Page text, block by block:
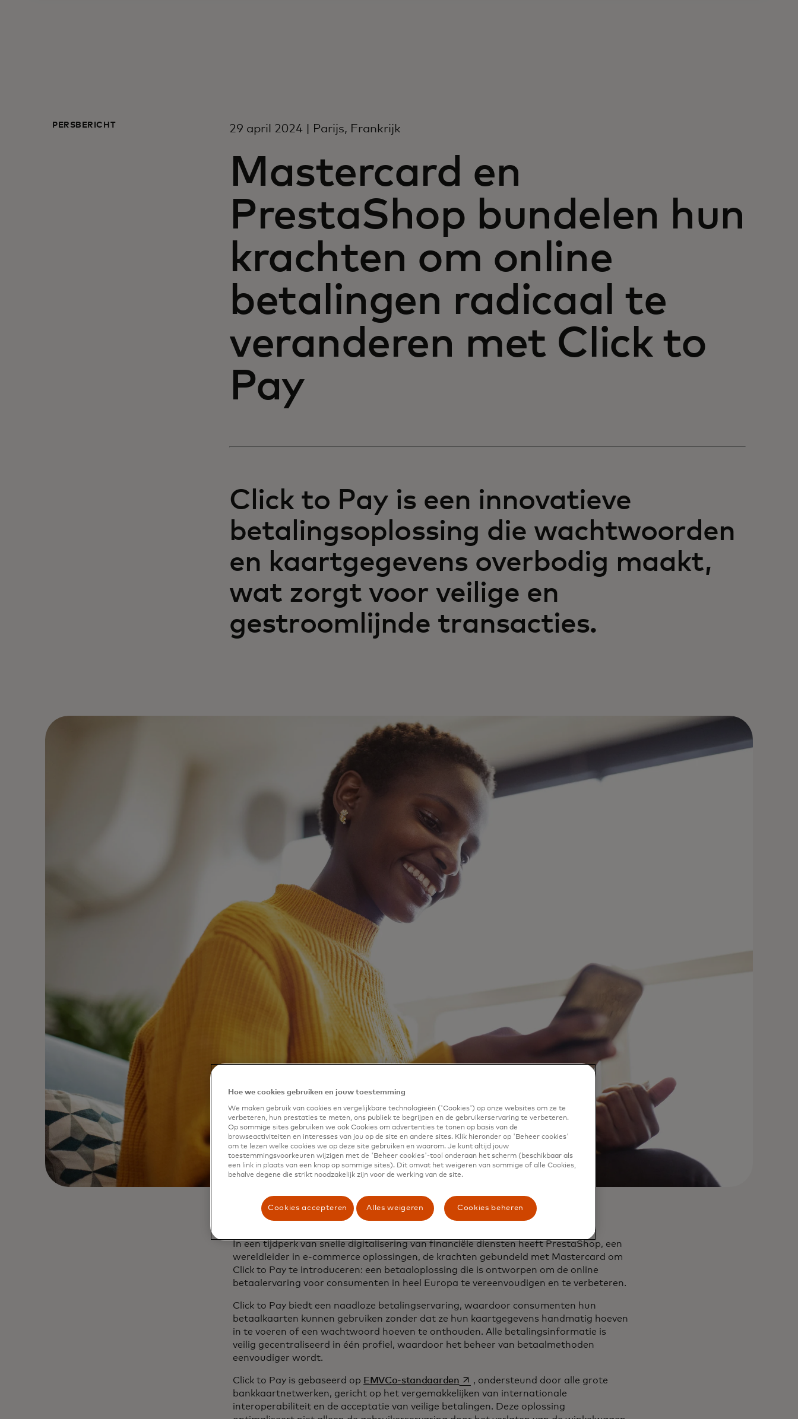
PERSBERICHT 29 april 2024 | Parijs, Frankrijk
Mastercard en
PrestaShop bundelen hun
krachten om online
betalingen radicaal te
veranderen met Click to
Pay
Click to Pay is een innovatieve
betalingsoplossing die wachtwoorden
en kaartgegevens overbodig maakt,
wat zorgt voor veilige en
gestroomlijnde transacties.
In een tijdperk van snelle digitalisering van financiële diensten heeft PrestaShop, een
wereldleider in e-commerce oplossingen, de krachten gebundeld met Mastercard om
Click to Pay te introduceren: een betaaloplossing die is ontworpen om de online
betaalervaring voor consumenten in heel Europa te vereenvoudigen en te verbeteren.
Click to Pay biedt een naadloze betalingservaring, waardoor consumenten hun
betaalkaarten kunnen gebruiken zonder dat ze hun kaartgegevens handmatig hoeven
in te voeren of een wachtwoord hoeven te onthouden. Alle betalingsinformatie is
veilig gecentraliseerd in één profiel, waardoor het beheer van betaalmethoden
eenvoudiger wordt.
Click to Pay is gebaseerd op EMVCo-standaardenopens in a new tab
, ondersteund door alle grote
bankkaartnetwerken, gericht op het vergemakkelijken van internationale
interoperabiliteit en de acceptatie van veilige betalingen. Deze oplossing
Hoe we cookies gebruiken en jouw toestemming
We maken gebruik van cookies en vergelijkbare technologieën ('Cookies') op onze websites om ze te
verbeteren, hun prestaties te meten, ons publiek te begrijpen en de gebruikerservaring te verbeteren.
Op sommige sites gebruiken we ook Cookies om advertenties te tonen op basis van de
browseactiviteiten en interesses van jou op de site en andere sites. Klik hieronder op 'Beheer cookies'
om te lezen welke cookies we op deze site gebruiken en waarom. Je kunt altijd jouw
toestemmingsvoorkeuren wijzigen met de 'Beheer cookies'-tool onderaan het scherm (beschikbaar als
een link in plaats van een knop op sommige sites). Dit omvat het weigeren van sommige of alle Cookies,
behalve degene die strikt noodzakelijk zijn voor de werking van de site.
Cookies accepteren Alles weigeren Cookies beheren